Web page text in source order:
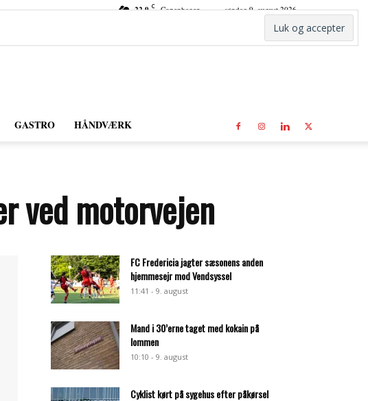
22.9 C Copenhagen søndag 9. august 2026
GASTRO HÅNDVÆRK
ved motorvejen
FC Fredericia jagter sæsonens anden
hjemmesejr mod Vendsyssel
11:41 - 9. august
Mand i 30’erne taget med kokain på
lommen
10:10 - 9. august
Cyklist kørt på sygehus efter påkørsel